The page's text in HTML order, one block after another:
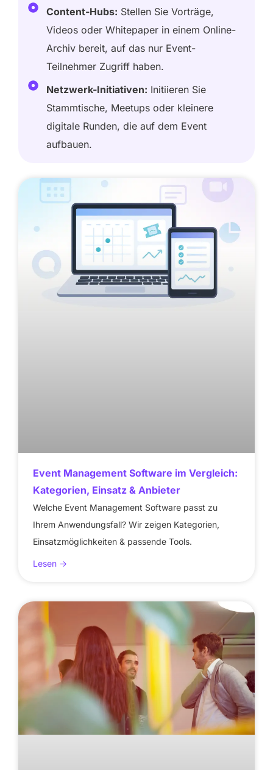
Content-Hubs: Stellen Sie Vorträge,
Videos oder Whitepaper in einem Online-
Archiv bereit, auf das nur Event-
Teilnehmer Zugriff haben.
Netzwerk-Initiativen: Initiieren Sie
Stammtische, Meetups oder kleinere
digitale Runden, die auf dem Event
aufbauen.
Event Management Software im Vergleich:
Kategorien, Einsatz & Anbieter
Welche Event Management Software passt zu
Ihrem Anwendungsfall? Wir zeigen Kategorien,
Einsatzmöglichkeiten & passende Tools.
Lesen ->